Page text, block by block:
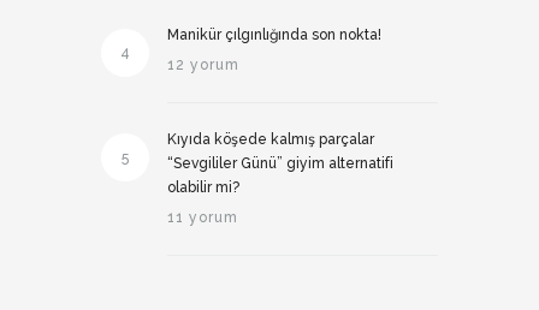
4
Manikür çılgınlığında son nokta!
12 yorum
5
Kıyıda köşede kalmış parçalar
“Sevgililer Günü” giyim alternatifi
olabilir mi?
11 yorum